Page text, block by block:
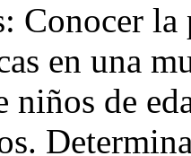
Conocer la
en una
niños de